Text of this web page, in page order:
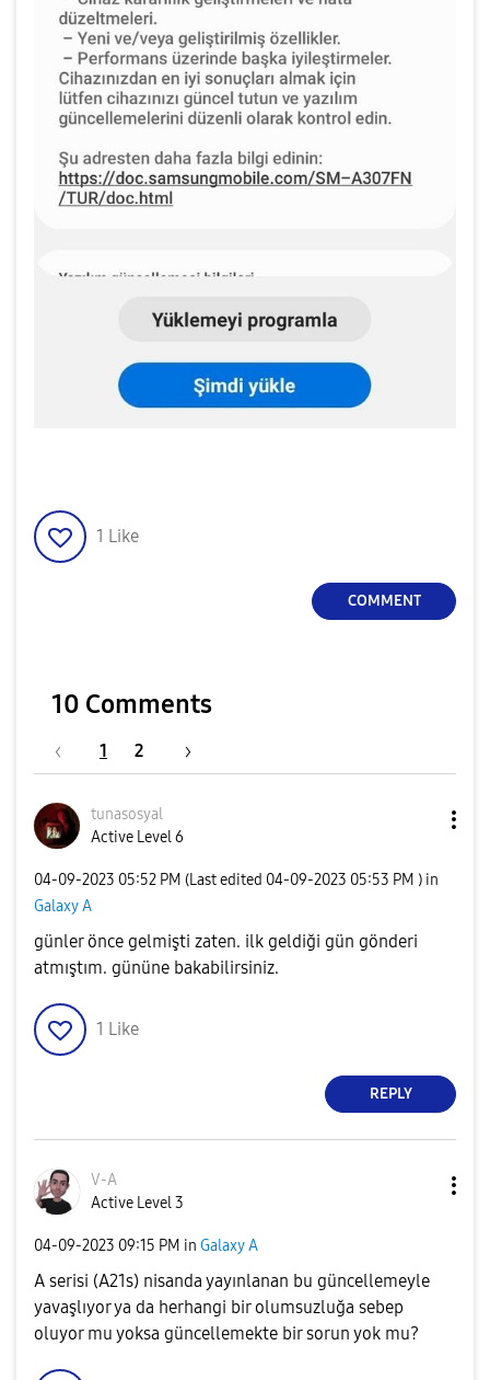
1 Like
COMMENT
10 Comments
1 2
tunasosyal
Active Level 6
‎04-09-2023 05:52 PM (Last edited ‎04-09-2023 05:53 PM ) in
Galaxy A
günler önce gelmişti zaten. ilk geldiği gün gönderi
atmıştım. gününe bakabilirsiniz.
1 Like
REPLY
V-A
Active Level 3
‎04-09-2023 09:15 PM in Galaxy A
A serisi (A21s) nisanda yayınlanan bu güncellemeyle
yavaşlıyor ya da herhangi bir olumsuzluğa sebep
oluyor mu yoksa güncellemekte bir sorun yok mu?